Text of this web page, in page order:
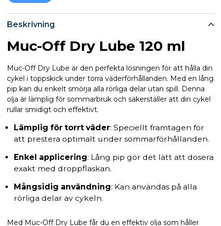
Beskrivning
Muc-Off Dry Lube 120 ml
Muc-Off Dry Lube är den perfekta lösningen för att hålla din
cykel i toppskick under torra väderförhållanden. Med en lång
pip kan du enkelt smörja alla rörliga delar utan spill. Denna
olja är lämplig för sommarbruk och säkerställer att din cykel
rullar smidigt och effektivt.
Lämplig för torrt väder: Speciellt framtagen för
att prestera optimalt under sommarförhållanden.
Enkel applicering: Lång pip gör det lätt att dosera
exakt med droppflaskan.
Mångsidig användning: Kan användas på alla
rörliga delar av cykeln.
Med Muc-Off Dry Lube får du en effektiv olja som håller